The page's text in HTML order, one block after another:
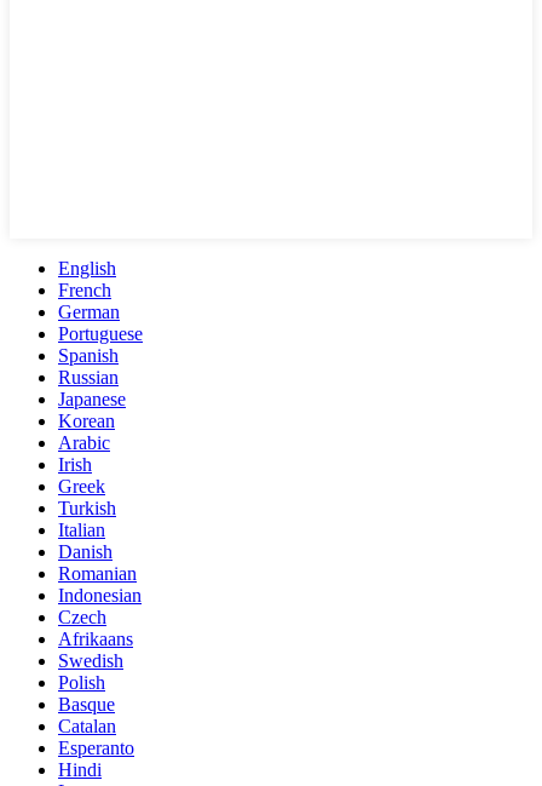
English
French
German
Portuguese
Spanish
Russian
Japanese
Korean
Arabic
Irish
Greek
Turkish
Italian
Danish
Romanian
Indonesian
Czech
Afrikaans
Swedish
Polish
Basque
Catalan
Esperanto
Hindi